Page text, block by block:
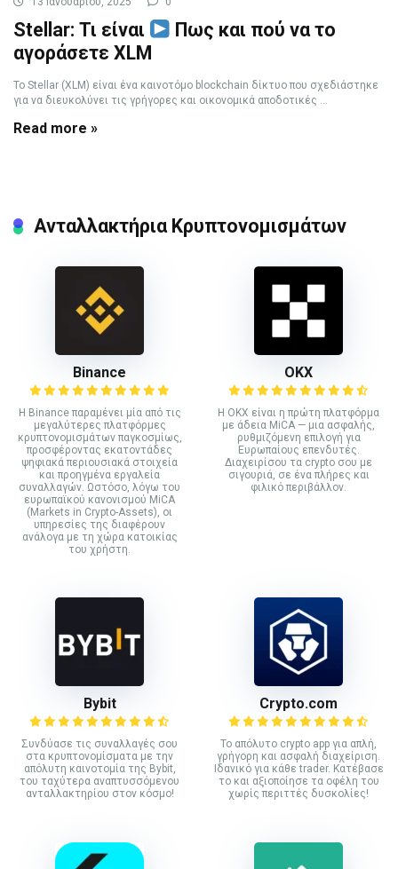
Stellar: Τι είναι
Πως και πού να το
αγοράσετε XLM
Το Stellar (XLM) είναι ένα καινοτόμο blockchain δίκτυο που σχεδιάστηκε
για να διευκολύνει τις γρήγορες και οικονομικά αποδοτικές ...
Read more »
Ανταλλακτήρια Κρυπτονομισμάτων
Binance
Η Binance παραμένει μία από τις
μεγαλύτερες πλατφόρμες
κρυπτονομισμάτων παγκοσμίως,
προσφέροντας εκατοντάδες
ψηφιακά περιουσιακά στοιχεία
και προηγμένα εργαλεία
συναλλαγών. Ωστόσο, λόγω του
ευρωπαϊκού κανονισμού MiCA
(Markets in Crypto-Assets), οι
υπηρεσίες της διαφέρουν
ανάλογα με τη χώρα κατοικίας
του χρήστη.
ΟΚΧ
Η OKX είναι η πρώτη πλατφόρμα
με άδεια MiCA — μια ασφαλής,
ρυθμιζόμενη επιλογή για
Ευρωπαίους επενδυτές.
Διαχειρίσου τα crypto σου με
σιγουριά, σε ένα πλήρες και
φιλικό περιβάλλον.
Bybit
Συνδύασε τις συναλλαγές σου
στα κρυπτονομίσματα με την
απόλυτη καινοτομία της Bybit,
του ταχύτερα αναπτυσσόμενου
ανταλλακτηρίου στον κόσμο!
Crypto.com
Το απόλυτο crypto app για απλή,
γρήγορη και ασφαλή διαχείριση.
Ιδανικό για κάθε trader. Κατέβασε
το και αξιοποίησε τα οφέλη του
χωρίς περιττές δυσκολίες!